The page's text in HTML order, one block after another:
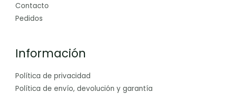
Contacto
Pedidos
Información
Política de privacidad
Política de envío, devolución y garantía